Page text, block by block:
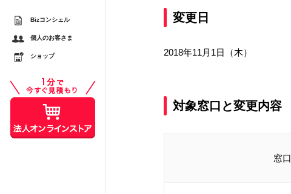
リットとは？ スマ
Bizコンシェル
個人のお客さま
ショップ
変更日
2018年11月1日（木）
対象窓口と変更内容
窓口